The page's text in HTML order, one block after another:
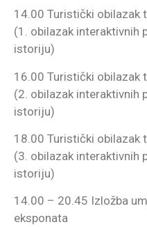
14.00 Turistički obilazak
(1. obilazak interaktivnih
istoriju)
16.00 Turistički obilazak
(2. obilazak interaktivnih
istoriju)
18.00 Turistički obilazak
(3. obilazak interaktivnih
istoriju)
14.00 – 20.45 Izložba
eksponata